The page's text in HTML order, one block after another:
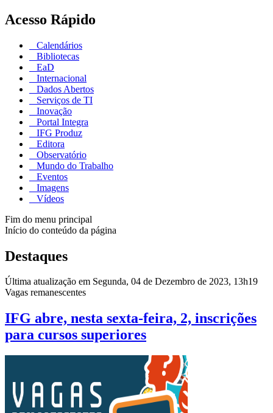
Acesso Rápido
Calendários
Bibliotecas
EaD
Internacional
Dados Abertos
Serviços de TI
Inovação
Portal Integra
IFG Produz
Editora
Observatório
Mundo do Trabalho
Eventos
Imagens
Vídeos
Fim do menu principal
Início do conteúdo da página
Destaques
Última atualização em Segunda, 04 de Dezembro de 2023, 13h19
Vagas remanescentes
IFG abre, nesta sexta-feira, 2, inscrições
para cursos superiores